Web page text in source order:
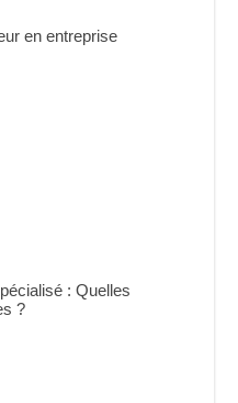
en entreprise
: Quelles
?